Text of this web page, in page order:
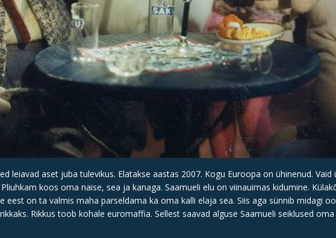
leiavad aset juba tulevikus. Elatakse aastas 2007. Kogu Euroopa on ühinenud.
koos oma naise, sea ja kanaga. Saamueli elu on viinauimas kidumine.
eest on ta valmis maha parseldama ka oma kalli elaja sea. Siis aga sünnib midagi
Rikkus toob kohale euromaffia. Sellest saavad alguse Saamueli seiklused